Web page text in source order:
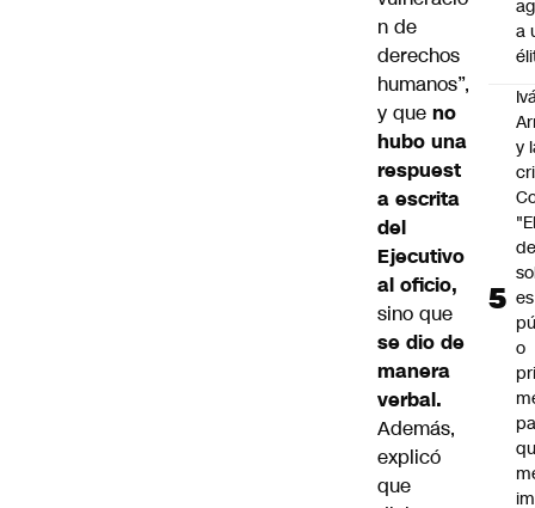
n de
derechos
humanos”,
y que no
hubo una
respuest
a escrita
del
Ejecutivo
al oficio,
sino que
se dio de
manera
verbal.
Además,
explicó
que
a
y
"El
es
o